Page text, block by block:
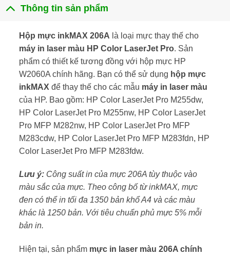
Thông tin sản phẩm
Hộp mực inkMAX 206A là loại mực thay thế cho
máy in laser màu HP Color LaserJet Pro. Sản
phẩm có thiết kế tương đồng với hộp mực HP
W2060A chính hãng. Bạn có thể sử dụng hộp mực
inkMAX để thay thế cho các mẫu máy in laser màu
của HP. Bao gồm: HP Color LaserJet Pro M255dw,
HP Color LaserJet Pro M255nw, HP Color LaserJet
Pro MFP M282nw, HP Color LaserJet Pro MFP
M283cdw, HP Color LaserJet Pro MFP M283fdn, HP
Color LaserJet Pro MFP M283fdw.
Lưu ý:Công suất in của mực 206A tùy thuộc vào
màu sắc của mực. Theo công bố từ inkMAX, mực
đen có thể in tối đa 1350 bản khổ A4 và các màu
khác là 1250 bản. Với tiêu chuẩn phủ mực 5% mỗi
bản in.
Hiện tại, sản phẩm mực in laser màu 206A chính